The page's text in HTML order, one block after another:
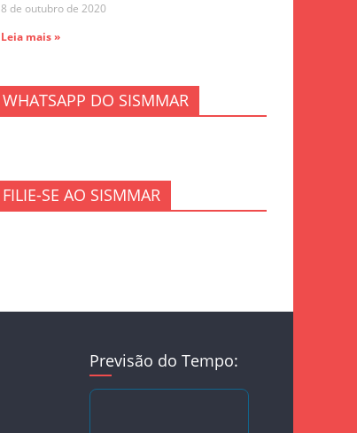
8 de outubro de 2020
Leia mais »
WHATSAPP DO SISMMAR
FILIE-SE AO SISMMAR
Previsão do Tempo: